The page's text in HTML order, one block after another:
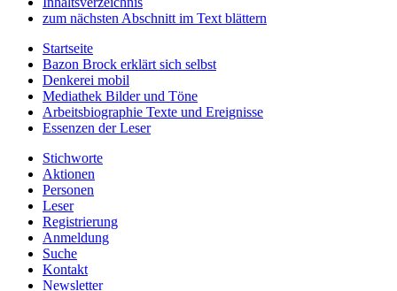
zum nächsten Abschnitt im Text blättern
Startseite
Bazon Brock erklärt sich selbst
Denkerei mobil
Mediathek Bilder und Töne
Arbeitsbiographie Texte und Ereignisse
Essenzen der Leser
Stichworte
Aktionen
Personen
Leser
Registrierung
Anmeldung
Suche
Kontakt
Newsletter